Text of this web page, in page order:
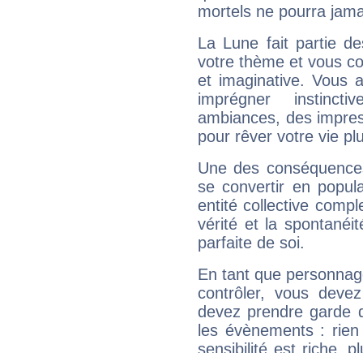
mortels ne pourra
La Lune fait partie
votre thème et vous
et imaginative. Vous
imprégner
ambiances, des
pour rêver votre vie
Une des
se convertir en
entité collective
vérité et la
parfaite de soi.
En tant que
contrôler, vous
devez prendre garde
les évènements :
sensibilité est riche,